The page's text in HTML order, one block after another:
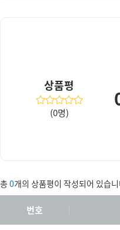
상품평
(0명)
총 0개의 상품평이 작성되어 있습
번호